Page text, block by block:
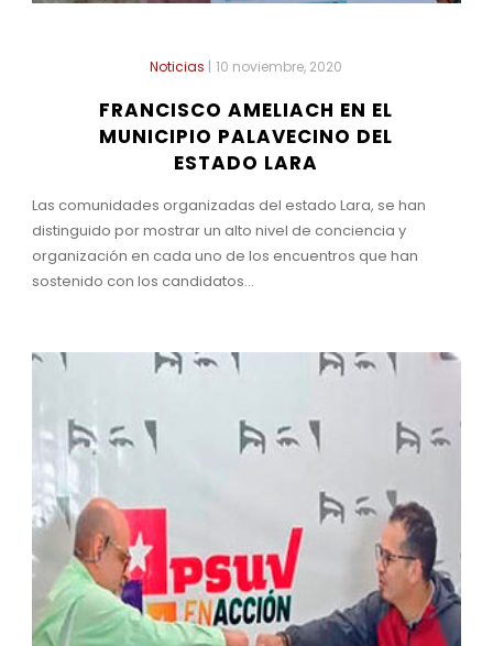
Noticias | 10 noviembre, 2020
FRANCISCO AMELIACH EN EL
MUNICIPIO PALAVECINO DEL
ESTADO LARA
Las comunidades organizadas del estado Lara, se han
distinguido por mostrar un alto nivel de conciencia y
organización en cada uno de los encuentros que han
sostenido con los candidatos...